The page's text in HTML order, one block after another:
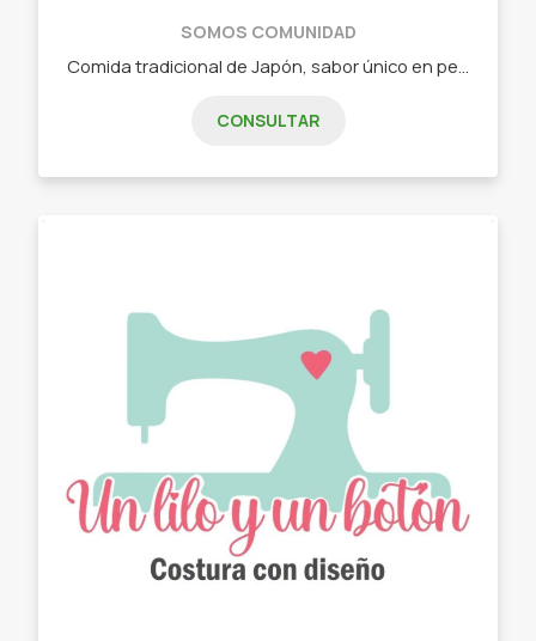
SOMOS COMUNIDAD
CONSULTAR